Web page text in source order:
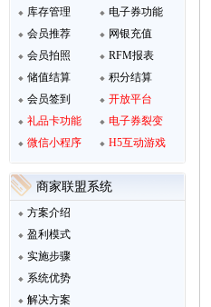
库存管理
会员推荐
会员拍照
储值结算
会员签到
礼品卡功能
微信小程序
电子券功能
网银充值
RFM报表
积分结算
开放平台
电子券裂变
H5互动游戏
商家联盟系统
方案介绍
盈利模式
实施步骤
系统优势
解决方案